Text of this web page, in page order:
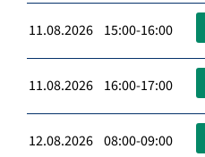
11.08.2026 15:00-16:00
11.08.2026 16:00-17:00
12.08.2026 08:00-09:00